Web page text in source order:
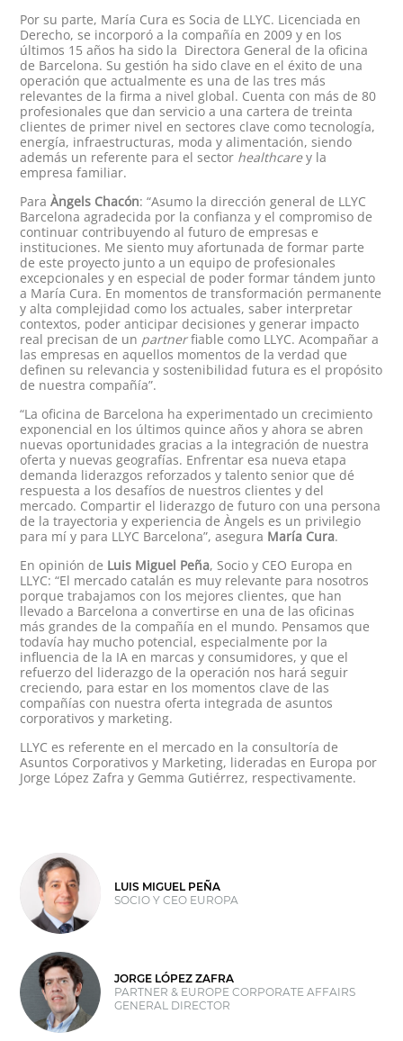
Por su parte, María Cura es Socia de LLYC. Licenciada en
Derecho, se incorporó a la compañía en 2009 y en los
últimos 15 años ha sido la Directora General de la oficina
de Barcelona. Su gestión ha sido clave en el éxito de una
operación que actualmente es una de las tres más
relevantes de la firma a nivel global. Cuenta con más de 80
profesionales que dan servicio a una cartera de treinta
clientes de primer nivel en sectores clave como tecnología,
energía, infraestructuras, moda y alimentación, siendo
además un referente para el sector healthcarey la
empresa familiar.
Para Àngels Chacón: “Asumo la dirección general de LLYC
Barcelona agradecida por la confianza y el compromiso de
continuar contribuyendo al futuro de empresas e
instituciones. Me siento muy afortunada de formar parte
de este proyecto junto a un equipo de profesionales
excepcionales y en especial de poder formar tándem junto
a María Cura. En momentos de transformación permanente
y alta complejidad como los actuales, saber interpretar
contextos, poder anticipar decisiones y generar impacto
real precisan de un partnerfiable como LLYC. Acompañar a
las empresas en aquellos momentos de la verdad que
definen su relevancia y sostenibilidad futura es el propósito
de nuestra compañía”.
“La oficina de Barcelona ha experimentado un crecimiento
exponencial en los últimos quince años y ahora se abren
nuevas oportunidades gracias a la integración de nuestra
oferta y nuevas geografías. Enfrentar esa nueva etapa
demanda liderazgos reforzados y talento senior que dé
respuesta a los desafíos de nuestros clientes y del
mercado. Compartir el liderazgo de futuro con una persona
de la trayectoria y experiencia de Àngels es un privilegio
para mí y para LLYC Barcelona”, asegura María Cura.
En opinión de Luis Miguel Peña, Socio y CEO Europa en
LLYC: “El mercado catalán es muy relevante para nosotros
porque trabajamos con los mejores clientes, que han
llevado a Barcelona a convertirse en una de las oficinas
más grandes de la compañía en el mundo. Pensamos que
todavía hay mucho potencial, especialmente por la
influencia de la IA en marcas y consumidores, y que el
refuerzo del liderazgo de la operación nos hará seguir
creciendo, para estar en los momentos clave de las
compañías con nuestra oferta integrada de asuntos
corporativos y marketing.
LLYC es referente en el mercado en la consultoría de
Asuntos Corporativos y Marketing, lideradas en Europa por
Jorge López Zafra y Gemma Gutiérrez, respectivamente.
LUIS MIGUEL PEÑA
SOCIO Y CEO EUROPA
JORGE LÓPEZ ZAFRA
PARTNER & EUROPE CORPORATE AFFAIRS
GENERAL DIRECTOR